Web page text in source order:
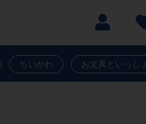
ちいかわ お文具といっしょ